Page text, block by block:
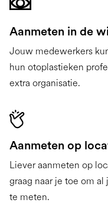
Aanmeten in de
Jouw medewerkers
hun otoplastieken
extra organisatie.
Aanmeten op
Liever aanmeten op
graag naar je toe om
te meten.